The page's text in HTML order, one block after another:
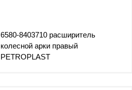
6580-8403710 расширитель
колесной арки правый
PETROPLAST